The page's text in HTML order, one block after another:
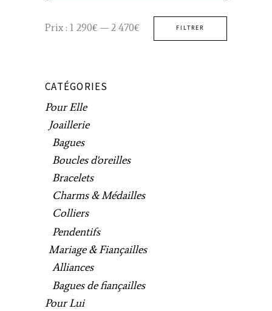
Prix
Prix
FILTRER
Prix : 1 290€ — 2 470€
CATÉGORIES
Pour Elle
Joaillerie
Bagues
Boucles d'oreilles
Bracelets
Charms & Médailles
Colliers
Pendentifs
Mariage & Fiançailles
Alliances
Bagues de fiançailles
Pour Lui